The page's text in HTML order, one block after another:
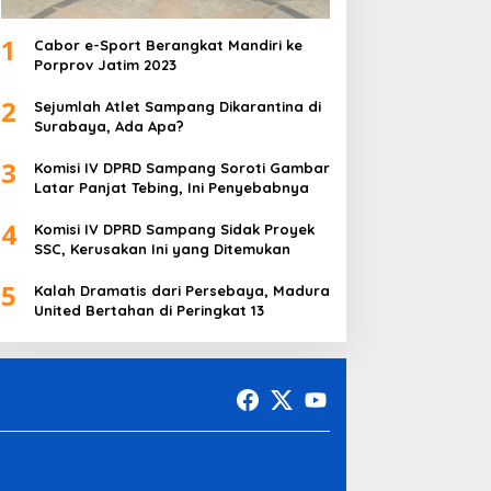
1
Cabor e-Sport Berangkat Mandiri ke
Porprov Jatim 2023
2
Sejumlah Atlet Sampang Dikarantina di
Surabaya, Ada Apa?
3
Komisi IV DPRD Sampang Soroti Gambar
Latar Panjat Tebing, Ini Penyebabnya
4
Komisi IV DPRD Sampang Sidak Proyek
SSC, Kerusakan Ini yang Ditemukan
5
Kalah Dramatis dari Persebaya, Madura
United Bertahan di Peringkat 13